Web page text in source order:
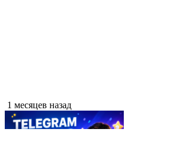
1 месяцев назад